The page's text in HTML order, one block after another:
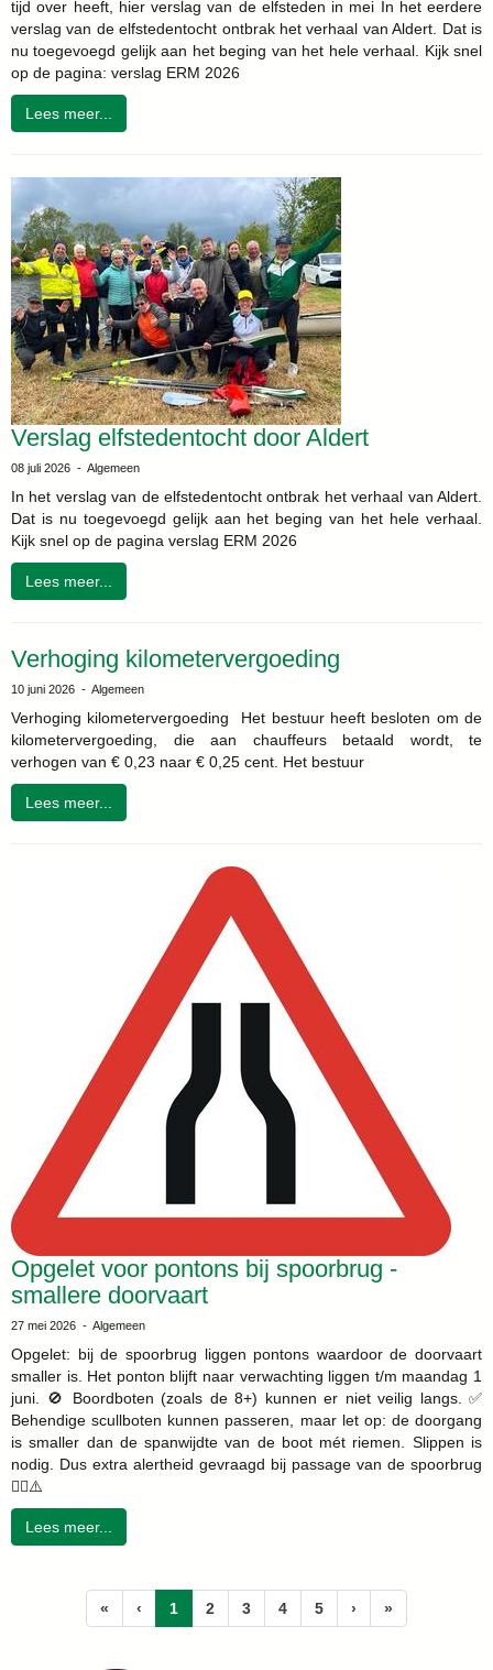
tijd over heeft, hier verslag van de elfsteden in mei In het eerdere
verslag van de elfstedentocht ontbrak het verhaal van Aldert. Dat is
nu toegevoegd gelijk aan het beging van het hele verhaal. Kijk snel
op de pagina: verslag ERM 2026
Lees meer...
Verslag elfstedentocht door Aldert
08 juli 2026 - Algemeen
In het verslag van de elfstedentocht ontbrak het verhaal van Aldert.
Dat is nu toegevoegd gelijk aan het beging van het hele verhaal.
Kijk snel op de pagina verslag ERM 2026
Lees meer...
Verhoging kilometervergoeding
10 juni 2026 - Algemeen
Verhoging kilometervergoeding Het bestuur heeft besloten om de
kilometervergoeding, die aan chauffeurs betaald wordt, te
verhogen van € 0,23 naar € 0,25 cent. Het bestuur
Lees meer...
Opgelet voor pontons bij spoorbrug -
smallere doorvaart
27 mei 2026 - Algemeen
Opgelet: bij de spoorbrug liggen pontons waardoor de doorvaart
smaller is. Het ponton blijft naar verwachting liggen t/m maandag 1
juni. 🚫 Boordboten (zoals de 8+) kunnen er niet veilig langs. ✅
Behendige scullboten kunnen passeren, maar let op: de doorgang
is smaller dan de spanwijdte van de boot mét riemen. Slippen is
nodig. Dus extra alertheid gevraagd bij passage van de spoorbrug
🚣‍♂️⚠️
Lees meer...
« ‹ 1 (huidige)
2 3 4 5 › »